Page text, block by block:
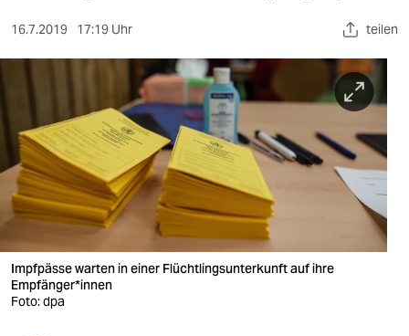
sport
berlin
nord
wahrheit
verlag
verlag
veranstaltungen
16.7.2019 17:19 Uhr teilen
Impfpässe warten in einer Flüchtlingsunterkunft auf ihre
Empfänger*innen
Foto: dpa